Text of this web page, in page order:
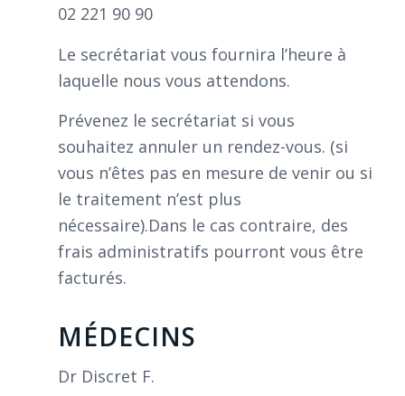
02 221 90 90
Le secrétariat vous fournira l’heure à
laquelle nous vous attendons.
Prévenez le secrétariat si vous
souhaitez annuler un rendez-vous. (si
vous n’êtes pas en mesure de venir ou si
le traitement n’est plus
nécessaire).Dans le cas contraire, des
frais administratifs pourront vous être
facturés.
MÉDECINS
Dr Discret F.